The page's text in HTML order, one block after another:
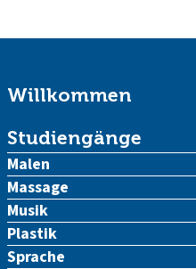
Willkommen
Studiengänge
Malen
Massage
Musik
Plastik
Sprache